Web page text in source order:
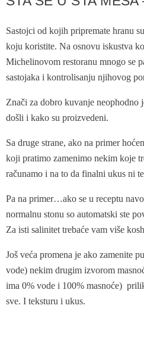
Sastojci od kojih pripremate hranu
koju koristite. Na osnovu iskustva
Michelinovom restoranu mnogo se
sastojaka i kontrolisanju njihovog
Znači za dobro kuvanje neophodno
došli i kako su proizvedeni.
Sa druge strane, ako na primer
koji pratimo zamenimo nekim koje
računamo i na to da finalni ukus ni
Pa na primer…ako se u receptu
normalnu stonu so automatski ste
Za isti salinitet trebaće vam više
Još veća promena je ako zamenite
vode) nekim drugim izvorom
ima 0% vode i 100% masnoće)
sve. I teksturu i ukus.